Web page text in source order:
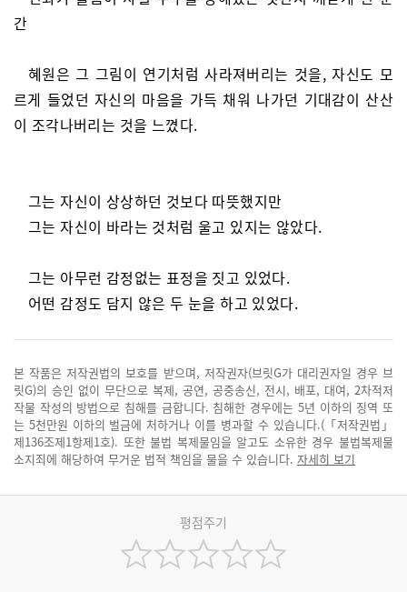
간
혜원은 그 그림이 연기처럼 사라져버리는 것을, 자신도 모
르게 들었던 자신의 마음을 가득 채워 나가던 기대감이 산산
이 조각나버리는 것을 느꼈다.
그는 자신이 상상하던 것보다 따뜻했지만
그는 자신이 바라는 것처럼 울고 있지는 않았다.
그는 아무런 감정없는 표정을 짓고 있었다.
어떤 감정도 담지 않은 두 눈을 하고 있었다.
본 작품은 저작권법의 보호를 받으며, 저작권자(브릿G가 대리권자일 경우 브
릿G)의 승인 없이 무단으로 복제, 공연, 공중송신, 전시, 배포, 대여, 2차적저
작물 작성의 방법으로 침해를 금합니다. 침해한 경우에는 5년 이하의 징역 또
는 5천만원 이하의 벌금에 처하거나 이를 병과할 수 있습니다.(「저작권법」
제136조제1항제1호). 또한 불법 복제물임을 알고도 소유한 경우 불법복제물
소지죄에 해당하여 무거운 법적 책임을 물을 수 있습니다. 자세히 보기
평점주기